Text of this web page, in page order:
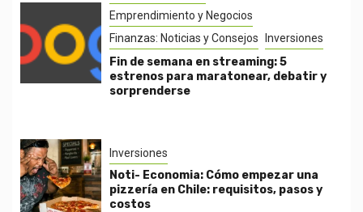
Emprendimiento y Negocios
Finanzas: Noticias y Consejos
Inversiones
Fin de semana en streaming: 5
estrenos para maratonear, debatir y
sorprenderse
Inversiones
Noti- Economia: Cómo empezar una
pizzería en Chile: requisitos, pasos y
costos